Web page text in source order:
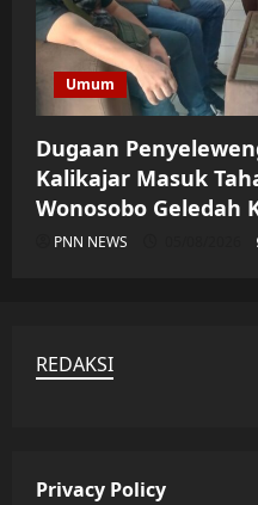
Umum
Dugaan
Kalikajar Masuk
Wonosobo Geledah
PNN NEWS
REDAKSI
Privacy Policy